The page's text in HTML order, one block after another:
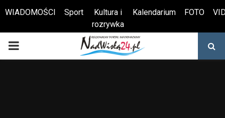
Otwórz pasek narzędzi
WIADOMOŚCI Sport
Kultura i
rozrywka
Kalendarium FOTO
PRIMARY